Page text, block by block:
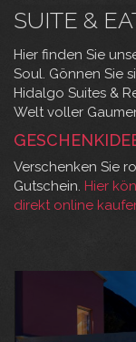
SUITE &
Hier finden Sie
Soul. Gönnen Sie
Hidalgo Suites &
Welt voller
Verschenken Sie
Gutschein. Hier
direkt online